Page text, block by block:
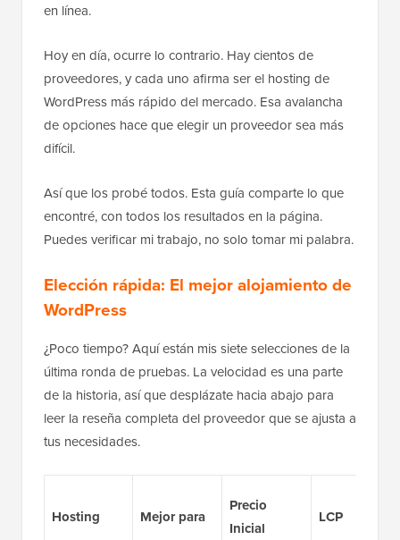
en línea.
Hoy en día, ocurre lo contrario. Hay cientos de
proveedores, y cada uno afirma ser el hosting de
WordPress más rápido del mercado. Esa avalancha
de opciones hace que elegir un proveedor sea más
difícil.
Así que los probé todos. Esta guía comparte lo que
encontré, con todos los resultados en la página.
Puedes verificar mi trabajo, no solo tomar mi palabra.
Elección rápida: El mejor alojamiento de
WordPress
¿Poco tiempo? Aquí están mis siete selecciones de la
última ronda de pruebas. La velocidad es una parte
de la historia, así que desplázate hacia abajo para
leer la reseña completa del proveedor que se ajusta a
tus necesidades.
Hosting Mejor para
Precio
Inicial
LCP